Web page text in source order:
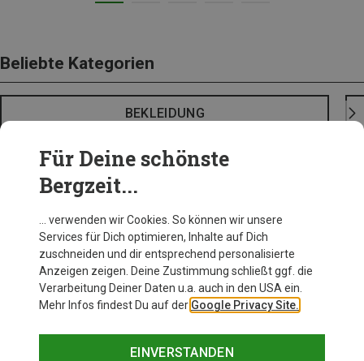
Beliebte Kategorien
BEKLEIDUNG
Für Deine schönste
Bergzeit...
… verwenden wir Cookies. So können wir unsere
Services für Dich optimieren, Inhalte auf Dich
zuschneiden und dir entsprechend personalisierte
Anzeigen zeigen. Deine Zustimmung schließt ggf. die
Verarbeitung Deiner Daten u.a. auch in den USA ein.
Mehr Infos findest Du auf der Google Privacy Site.
EINVERSTANDEN